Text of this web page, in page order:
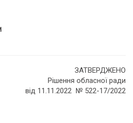
ради
ЗАТВЕРДЖЕНО
Рішення обласної ради
від 11.11.2022 № 522-17/2022